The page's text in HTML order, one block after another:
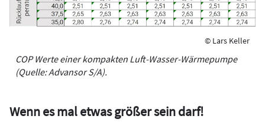
© Lars Keller
COP Werte einer kompakten Luft-Wasser-Wärmepumpe
(Quelle: Advansor S/A).
Wenn es mal etwas größer sein darf!